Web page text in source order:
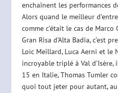
enchaînent les performances
Alors quand le meilleur
comme c’était le cas de
Gran Risa d’Alta Badia, c’est
Loïc Meillard, Luca Aerni et le
incroyable triplé à Val
15 en Italie, Thomas Tumler
quoi tout jeter pour autant,